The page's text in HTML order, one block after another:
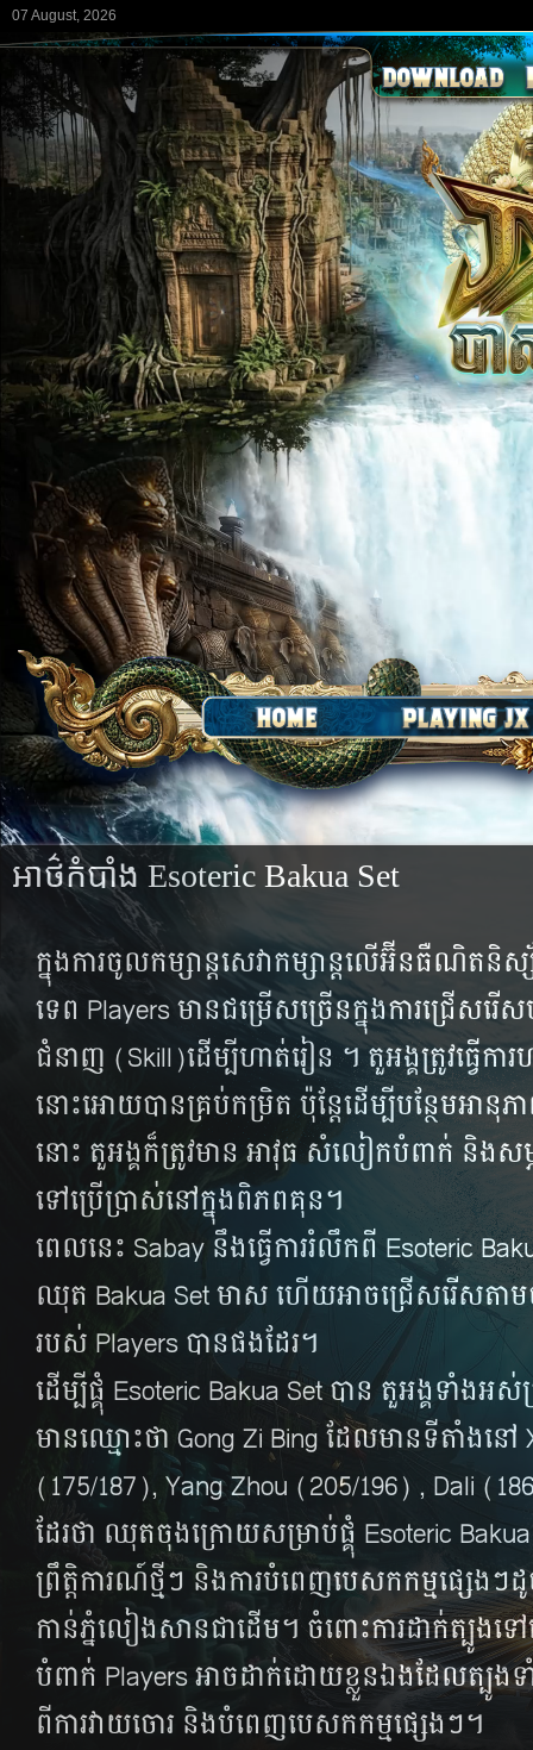
07 August, 2026
អាថ៌​កំបាំង Esoteric Bakua Set
ក្នុង​ការ​ចូល​​​កម្សាន្ត​​សេវា​កម្សាន្ត​លើ​អ៊ីនធឺណិត​​និ
ទេព Players ​មាន​ជម្រើស​ច្រើន​ក្នុង​ការ​ជ្រើសរើ
ជំនាញ (Skill)​ដើម្បី​ហាត់​រៀន ។ តួអង្គ​ត្រូវ​ធ្វើ​ក
នោះ​អោយ​បាន​គ្រប់​កម្រិត​ ប៉ុន្តែ​ដើម្បី​បន្ថែម​អានុភ
នោះ តួអង្គ​​ក៏​ត្រូវ​​មាន​ អាវុធ សំលៀក​បំពាក់​ និង​ស
ទៅ​ប្រើ​ប្រាស់​នៅ​ក្នុង​ពិភព​គុន​។
ពេល​នេះ Sabay នឹង​ធ្វើ​ការ​​រំលឹក​ពី Esoteric
ឈុត Bakua Set មាស​ ហើយ​អាច​ជ្រើស​រើស​ត
របស់ Players ​បាន​ផង​ដែរ​។
ដើម្បី​ផ្គុំ Esoteric Bakua Set បាន​ តួអង្គ​ទាំងអ
មាន​ឈ្មោះ​ថា Gong Zi Bing ដែល​មាន​ទី​តាំង​នៅ
(175/187), Yang Zhou (205/196) , Dali
ដែរ​ថា ឈុត​ចុង​ក្រោយ​សម្រាប់​ផ្គុំ Esoteric
ព្រឹត្តិការណ៍​ថ្មីៗ និង​ការ​បំពេញ​បេសកកម្ម​ផ្សេងៗ​
កាន់​ភ្នំ​លៀងសាន​ជាដើម។ ចំពោះ​ការ​ដាក់​ត្
បំពាក់ Players អាច​ដាក់​ដោយ​ខ្លួនឯង​ដែល​ត្បូ
ពី​ការ​​វាយ​ចោរ និង​បំពេញ​បេសកកម្ម​ផ្សេងៗ។